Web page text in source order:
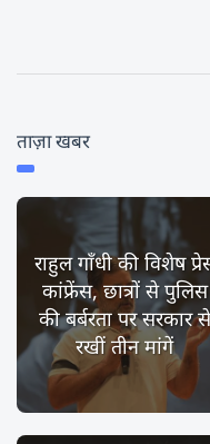
ताज़ा खबर
राहुल गाँधी की विशेष
कांफ्रेंस, छात्रों से पुलिस
की बर्बरता पर सरकार से
रखीं तीन मांगें